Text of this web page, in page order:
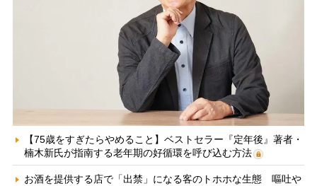
【75歳をすぎたらやめること】ベストセラー『定年後』著者・
楠木新氏が指南する老年期の好循環を呼び込む方法
お酒を提供する店で「出禁」になる客のトホホな生態 嘔吐や